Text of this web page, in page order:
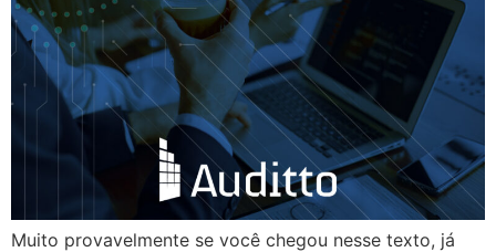
Muito provavelmente se você chegou nesse texto, já